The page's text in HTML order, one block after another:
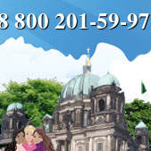
800 201-59-97